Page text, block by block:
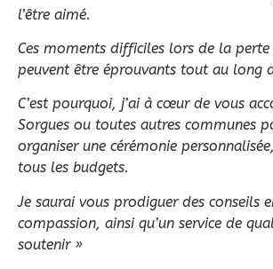
l’être aimé.
Ces moments difficiles lors de la perte
peuvent être éprouvants tout au long
C’est pourquoi, j’ai à cœur de vous
Sorgues ou toutes autres communes
organiser une cérémonie
tous les budgets.
Je saurai vous prodiguer des conseils
compassion, ainsi qu’un service de
soutenir »